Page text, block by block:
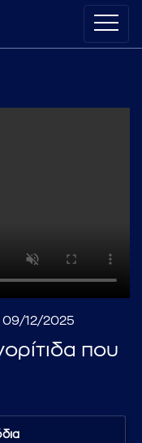
09/12/2025
που